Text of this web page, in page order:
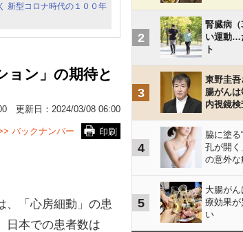
新型コロナ時代の１００年
ョン」の期待と
更新日： 2024/03/08 06:00
印刷
バックナンバー
「心房細動」の患
日本での患者数は
2
腎臓病
い運動…
ト
3
東野圭
腸がん
内視鏡
4
脇に塗る
孔が開
の意外な
5
大腸が
療効果
い